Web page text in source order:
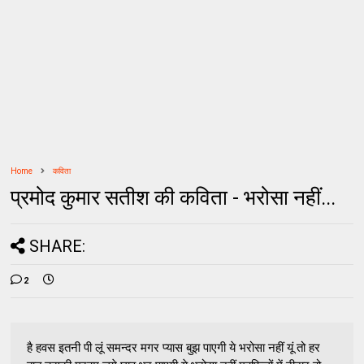
Home कविता
प्रमोद कुमार सतीश की कविता - भरोसा नहीं...
SHARE:
2
है हवस इतनी पी लूं समन्दर मगर प्यास बुझ पाएगी ये भरोसा नहीं यूं तो हर